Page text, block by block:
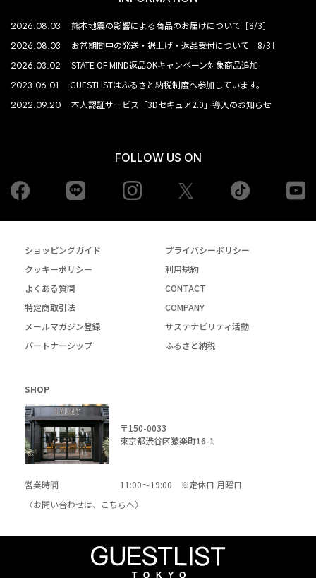
2026.08.03 熊本地震の影響による商品のお届けについて［8/3］
2026.08.03 お盆期間中の発送・裾上げ・返品受付について［8/3］
2026.03.02 STATE OF MIND返品OKキャンペーン対象商品追加
2023.06.01 GUESTLISTはふるさと納税制度へ参加しています。
2022.09.20 本人認証サービス「3Dセキュア2.0」導入のお知らせ
FOLLOW US ON
Facebook Instagram tiktok
ショッピングガイド
プライバシーポリシー
クッキーポリシー
利用規約
よくある質問
CONTACT
特定商取引法
COMPANY
メールマガジン登録
サステナビリティ活動
パートナーシップ
ふるさと納税
SHOP
〒150-0033
東京都渋谷区猿楽町16-1
営業時間
11:00～19:00 ※定休日 月曜日
〈お問い合わせは、
こちらへ〉